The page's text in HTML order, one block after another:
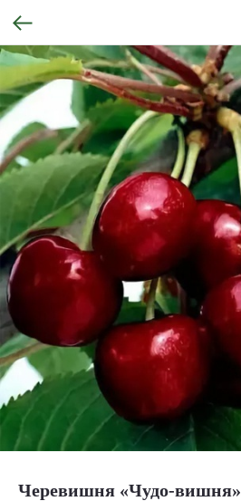
Черевишня «Чудо-вишня»